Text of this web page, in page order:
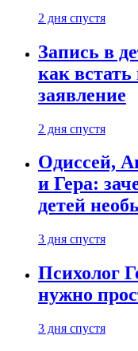
2 дня спустя
Запись в
как встать
заявление
2 дня спустя
Одиссей,
и Гера:
детей
3 дня спустя
Психолог
нужно
3 дня спустя